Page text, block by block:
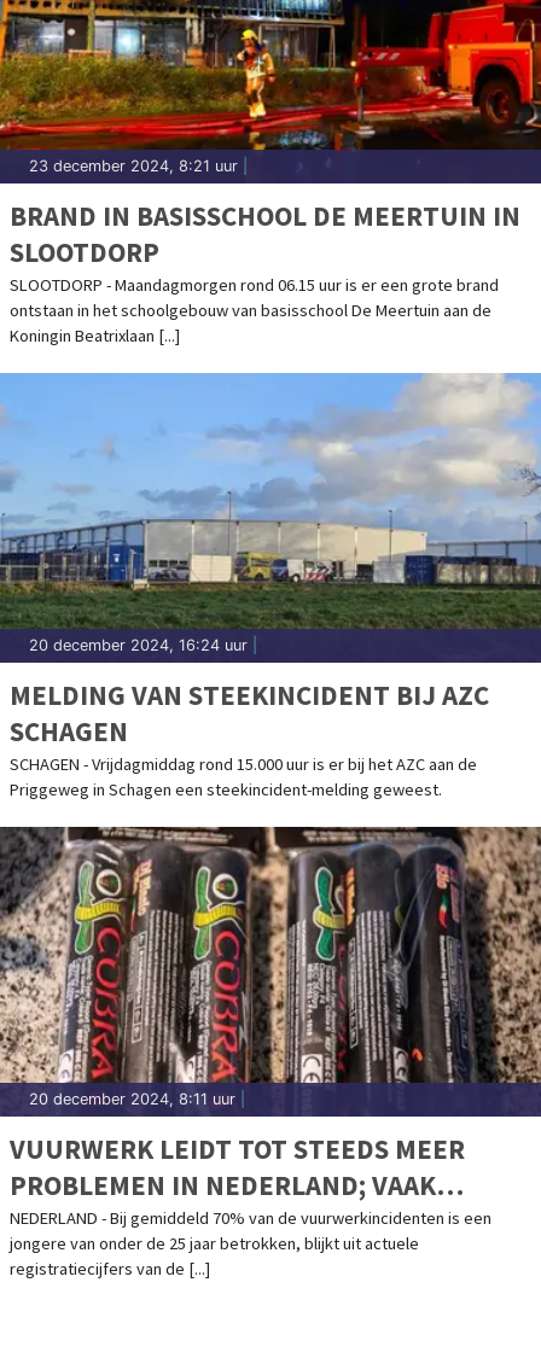
23 december 2024, 8:21 uur
BRAND IN BASISSCHOOL DE MEERTUIN IN
SLOOTDORP
SLOOTDORP - Maandagmorgen rond 06.15 uur is er een grote brand
ontstaan in het schoolgebouw van basisschool De Meertuin aan de
Koningin Beatrixlaan [...]
20 december 2024, 16:24 uur
MELDING VAN STEEKINCIDENT BIJ AZC
SCHAGEN
SCHAGEN - Vrijdagmiddag rond 15.000 uur is er bij het AZC aan de
Priggeweg in Schagen een steekincident-melding geweest.
20 december 2024, 8:11 uur
VUURWERK LEIDT TOT STEEDS MEER
PROBLEMEN IN NEDERLAND; VAAK
TIENERS BETROKKEN BIJ INCIDENTEN
NEDERLAND - Bij gemiddeld 70% van de vuurwerkincidenten is een
jongere van onder de 25 jaar betrokken, blijkt uit actuele
registratiecijfers van de [...]